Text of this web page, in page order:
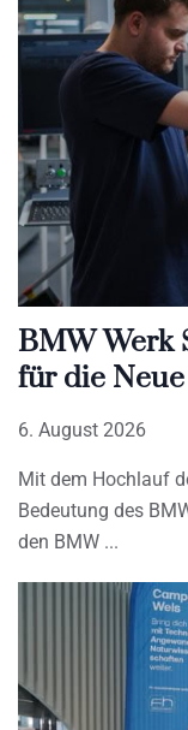
BMW Werk
für die
6. August 2026
Mit dem Hochlauf
Bedeutung des
den BMW